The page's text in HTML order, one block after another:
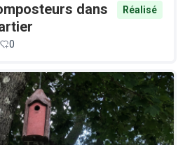
dans
Réalisé
0